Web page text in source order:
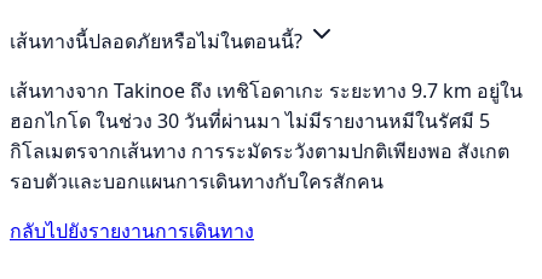
เส้นทางนี้ปลอดภัยหรือไม่ในตอนนี้?
เส้นทางจาก Takinoe ถึง เทชิโอดาเกะ ระยะทาง 9.7 km อยู่ใน
ฮอกไกโด ในช่วง 30 วันที่ผ่านมา ไม่มีรายงานหมีในรัศมี 5
กิโลเมตรจากเส้นทาง การระมัดระวังตามปกติเพียงพอ สังเกต
รอบตัวและบอกแผนการเดินทางกับใครสักคน
กลับไปยังรายงานการเดินทาง